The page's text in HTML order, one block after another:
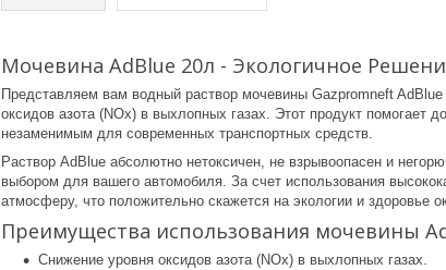
Мочевина AdBlue 20л - Экологичное
Представляем вам водный раствор мочевины Gazpromneft
оксидов азота (NOx) в выхлопных газах. Этот продукт помогает
незаменимым для современных транспортных средств.
Раствор AdBlue абсолютно нетоксичен, не взрывоопасен и
выбором для вашего автомобиля. За счет использования
атмосферу, что положительно скажется на экологии и здоровье
Преимущества использования мочевины
Снижение уровня оксидов азота (NOx) в выхлопных газах.